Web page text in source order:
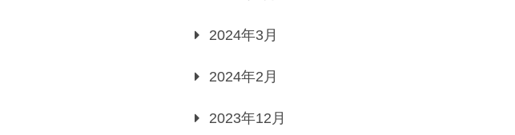
2024年3月
2024年2月
2023年12月